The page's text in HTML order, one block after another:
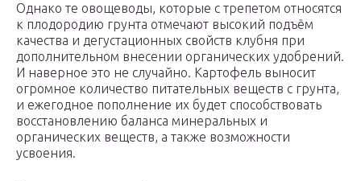
Однако те овощеводы, которые с трепетом относятся
к плодородию грунта отмечают высокий подъём
качества и дегустационных свойств клубня при
дополнительном внесении органических удобрений.
И наверное это не случайно. Картофель выносит
огромное количество питательных веществ с грунта,
и ежегодное пополнение их будет способствовать
восстановлению баланса минеральных и
органических веществ, а также возможности
усвоения.